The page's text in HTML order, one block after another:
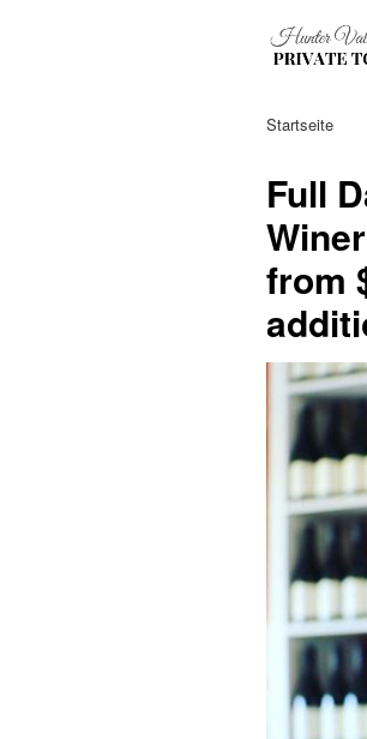
Startseite
Full
from